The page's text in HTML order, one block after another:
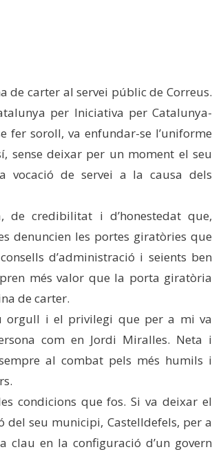
de carter al servei públic de Correus.
per Iniciativa per Catalunya-
fer soroll, va enfundar-se l’uniforme
sense deixar per un moment el seu
vocació de servei a la causa dels
de credibilitat i d’honestedat que,
denuncien les portes giratòries que
d’administració i seients ben
més valor que la porta giratòria
de carter.
orgull i el privilegi que per a mi va
com en Jordi Miralles. Neta i
al combat pels més humils i
condicions que fos. Si va deixar el
del seu municipi, Castelldefels, per a
clau en la configuració d’un govern